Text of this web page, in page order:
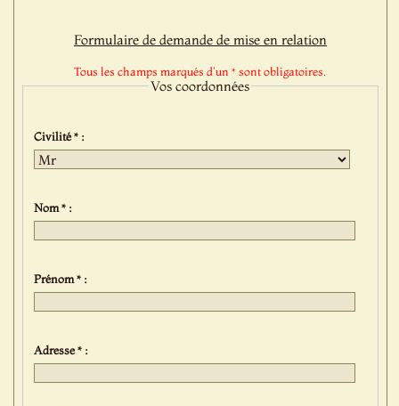
Formulaire de demande de mise en relation
Tous les champs marqués d'un * sont obligatoires.
Vos coordonnées
Civilité * :
Nom * :
Prénom * :
Adresse * :